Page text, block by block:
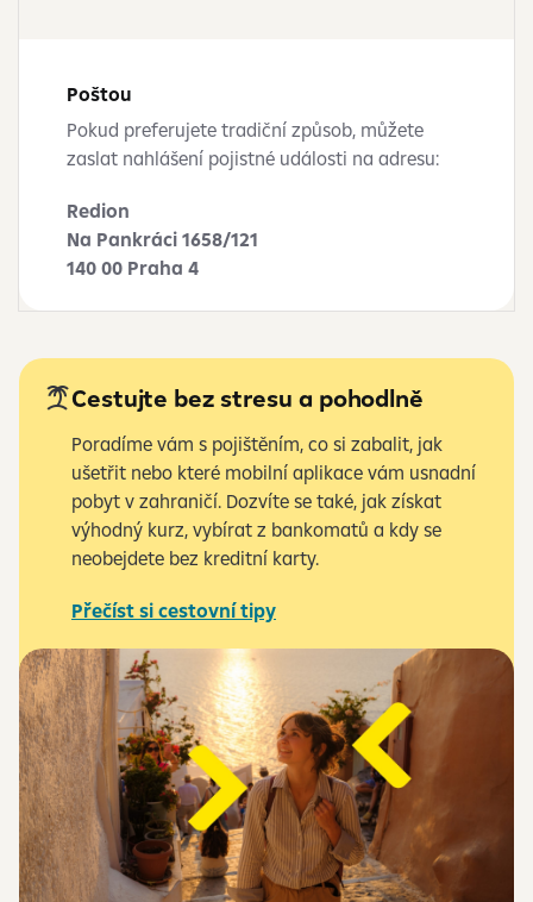
Poštou
Pokud preferujete tradiční způsob, můžete
zaslat nahlášení pojistné události na adresu:
Redion
Na Pankráci 1658/121
140 00 Praha 4
Cestujte bez stresu a pohodlně
Poradíme vám s pojištěním, co si zabalit, jak
ušetřit nebo které mobilní aplikace vám usnadní
pobyt v zahraničí. Dozvíte se také, jak získat
výhodný kurz, vybírat z bankomatů a kdy se
neobejdete bez kreditní karty.
Přečíst si cestovní tipy